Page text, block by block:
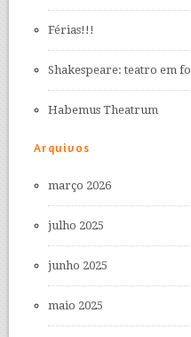
Férias!!!
Shakespeare: teatro em
Habemus Theatrum
Arquivos
março 2026
julho 2025
junho 2025
maio 2025